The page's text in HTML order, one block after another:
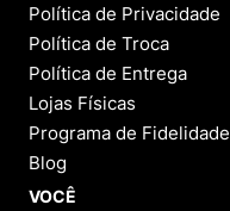
Política de Privacidade
Política de Troca
Política de Entrega
Lojas Físicas
Programa de Fidelidade
Blog
VOCÊ